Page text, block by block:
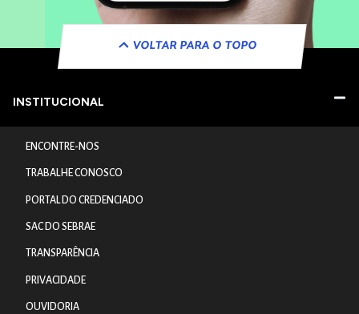
VOLTAR PARA O TOPO
INSTITUCIONAL
ENCONTRE-NOS
TRABALHE CONOSCO
PORTAL DO CREDENCIADO
SAC DO SEBRAE
TRANSPARÊNCIA
PRIVACIDADE
OUVIDORIA